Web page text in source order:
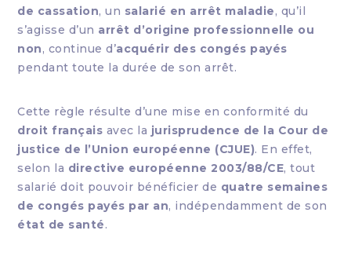
de cassation, un salarié en arrêt maladie, qu’il
s’agisse d’un arrêt d’origine professionnelle ou
non, continue d’acquérir des congés payés
pendant toute la durée de son arrêt.
Cette règle résulte d’une mise en conformité du
droit français avec la jurisprudence de la Cour de
justice de l’Union européenne (CJUE). En effet,
selon la directive européenne 2003/88/CE, tout
salarié doit pouvoir bénéficier de quatre semaines
de congés payés par an, indépendamment de son
état de santé.